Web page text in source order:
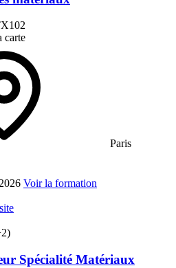
carte
Paris
Voir la formation
Spécialité Matériaux